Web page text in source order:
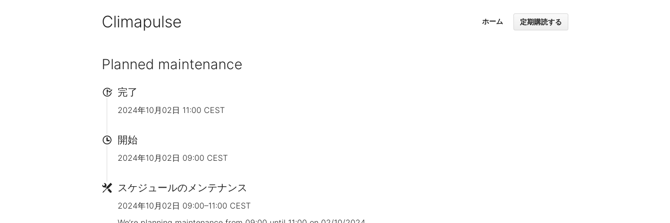
Climapulse ホーム 定期購読する
Planned maintenance
完了
2024年10月02日 11:00 CEST
開始
2024年10月02日 09:00 CEST
スケジュールのメンテナンス
2024年10月02日 09:00–11:00 CEST